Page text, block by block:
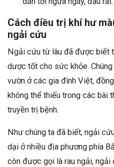
Cách điều trị khí hư
ngải cứu
Ngải cứu từ lâu đã được biết
dược tốt cho sức khỏe.
vườn ở các gia đình Việt,
không thể thiếu trong các bài
truyền trị bệnh.
Như chúng ta đã biết, ngải
dại ở nhiều địa phương phía
còn được gọi là rau ngải,